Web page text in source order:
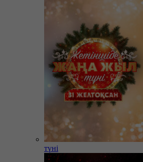
түні